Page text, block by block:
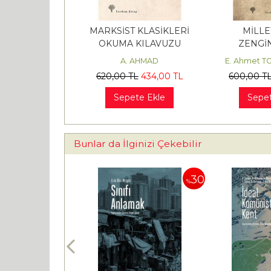
MARKSİST KLASİKLERİ
OKUMA KILAVUZU
A. AHMAD
620,00TL 434,00 TL
Sepete Ekle
E. Ahmet
600,00
Bunlar da İlginizi Çekebilir
%30